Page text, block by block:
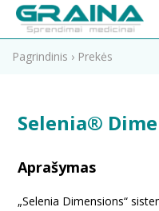
Pagrindinis › Prekės
Selenia®
Aprašymas
„Selenia Dimensions“